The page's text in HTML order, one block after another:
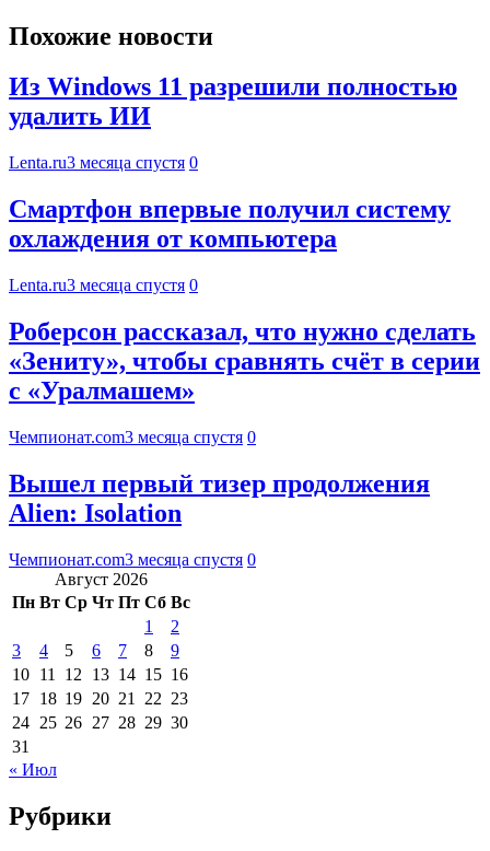
Похожие новости
Из Windows 11 разрешили полностью
удалить ИИ
Lenta.ru3 месяца спустя 0
Смартфон впервые получил систему
охлаждения от компьютера
Lenta.ru3 месяца спустя 0
Роберсон рассказал, что нужно сделать
«Зениту», чтобы сравнять счёт в серии
с «Уралмашем»
Чемпионат.com3 месяца спустя 0
Вышел первый тизер продолжения
Alien: Isolation
Чемпионат.com3 месяца спустя 0
Август 2026
Пн Вт Ср Чт Пт Сб Вс
1
2
3
4 5 6 7 8
9
10 11 12 13 14 15 16
17 18 19 20 21 22 23
24 25 26 27 28 29 30
31
« Июл
Рубрики